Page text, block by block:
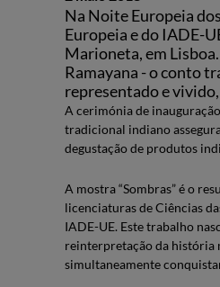
Na Noite Europeia
Europeia e do IADE-
Marioneta, em
Ramayana - o conto
representado e
A cerimónia de
tradicional indiano
degustação de produtos
A mostra “Sombras” é o
licenciaturas de Ciências
IADE-UE. Este trabalho
reinterpretação da história
simultaneamente